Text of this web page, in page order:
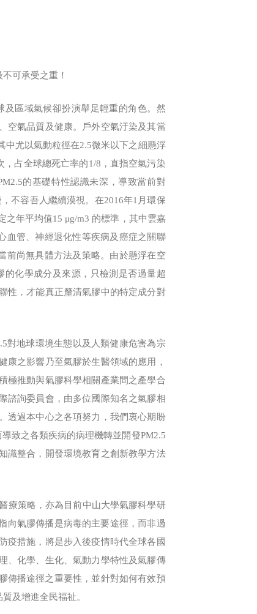
可承受之重！
區域氣候卻扮演舉足輕重的角色。然
空氣品質及健康。戶外空氣汙染及其當
中尤以氣動粒徑在2.5微米以下之細懸浮
占全球總死亡率的1/8，直指空氣污染
的基礎特性認識未深，導致當前對
不容吾人繼續漠視。在2016年1月環保
之年平均值15 μg/m3 的標準，其中雲嘉
血管、神經退化性等疾病及癌症之關聯
前尚無具體方法及策略。由於懸浮在空
化學成分及來源，只檢測是否過量超
性，才能真正釐清氣膠中的特定成分對
地球環境生態以及人類健康危害為宗
康之影響乃至氣膠於生醫領域的應用，
極推動與氣膠科學相關產業間之產學合
諮詢委員會，由多位國際知名之氣膠相
透過本中心之各項努力，我們衷心期盼
致之各類疾病的病理機轉並開發PM2.5
識整合，開發環境教育之創新教學方法
策略，亦為目前中山大學氣膠科學研
向氣膠傳播是病毒的主要途徑，而非過
疫措施，將是步入後疫情時代全球各國
、化學、生化、氣動力學特性及氣膠傳
傳播途徑之重要性，並針對如何有效預
及增進全民福祉。